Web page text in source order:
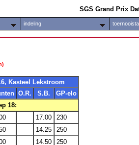
SGS Grand Prix
indeling
Kasteel Lekstroom
O.R. S.B.
GP-elo
18:
17.00
230
14.25
250
14.50
250